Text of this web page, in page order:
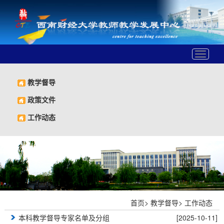
Toggle
教学督导
政策文件
工作动态
首页> 教学督导> 工作动态
本科教学督导专家名单及分组
[2025-10-11]